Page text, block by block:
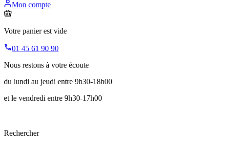
Mon compte
Votre panier est vide
01 45 61 90 90
Nous restons à votre écoute
du lundi au jeudi entre 9h30-18h00
et le vendredi entre 9h30-17h00
Rechercher